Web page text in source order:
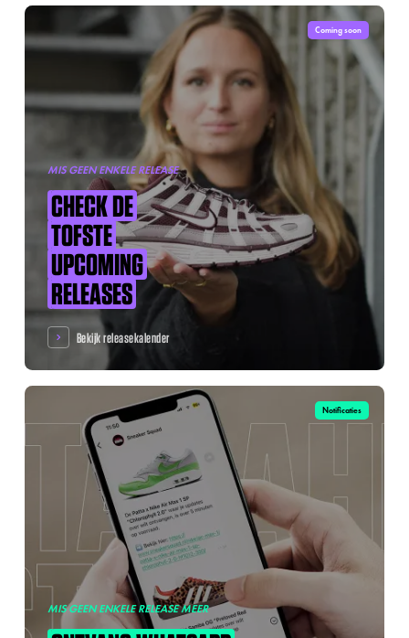
Coming soon
MIS GEEN ENKELE RELEASE
CHECKDE
TOFSTE
UPCOMING
RELEASES
Bekijk releasekalender
Notificaties
MIS GEEN ENKELE RELEASE MEER